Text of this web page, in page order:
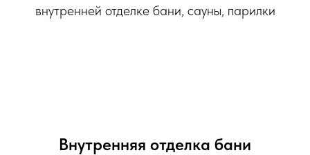
внутренней отделке бани, сауны, парилки
Внутренняя отделка бани